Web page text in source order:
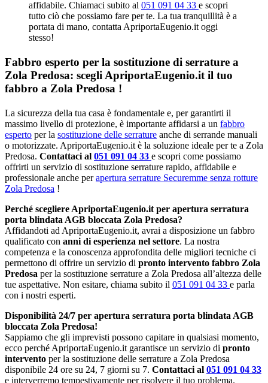
affidabile. Chiamaci subito al 051 091 04 33 e scopri
tutto ciò che possiamo fare per te. La tua tranquillità è a
portata di mano, contatta ApriportaEugenio.it oggi
stesso!
Fabbro esperto per la sostituzione di serrature a
Zola Predosa: scegli ApriportaEugenio.it il tuo
fabbro a Zola Predosa !
La sicurezza della tua casa è fondamentale e, per garantirti il
massimo livello di protezione, è importante affidarsi a un fabbro
esperto per la sostituzione delle serrature anche di serrande manuali
o motorizzate. ApriportaEugenio.it è la soluzione ideale per te a Zola
Predosa. Contattaci al 051 091 04 33 e scopri come possiamo
offrirti un servizio di sostituzione serrature rapido, affidabile e
professionale anche perapertura serrature Securemme senza rotture
Zola Predosa !
Perché scegliere ApriportaEugenio.it per apertura serratura
porta blindata AGB bloccata Zola Predosa?
Affidandoti ad ApriportaEugenio.it, avrai a disposizione un fabbro
qualificato con anni di esperienza nel settore. La nostra
competenza e la conoscenza approfondita delle migliori tecniche ci
permettono di offrire un servizio di pronto intervento fabbro Zola
Predosa per la sostituzione serrature a Zola Predosa all’altezza delle
tue aspettative. Non esitare, chiama subito il 051 091 04 33 e parla
con i nostri esperti.
Disponibilità 24/7 per apertura serratura porta blindata AGB
bloccata Zola Predosa!
Sappiamo che gli imprevisti possono capitare in qualsiasi momento,
ecco perché ApriportaEugenio.it garantisce un servizio di pronto
intervento per la sostituzione delle serrature a Zola Predosa
disponibile 24 ore su 24, 7 giorni su 7. Contattaci al 051 091 04 33
e interverremo tempestivamente per risolvere il tuo problema.